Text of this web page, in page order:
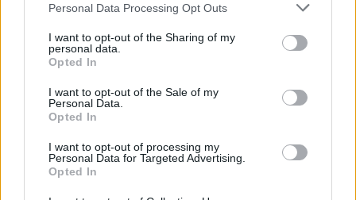
Personal Data Processing Opt Outs
I want to opt-out of the Sharing of my
personal data.
Opted In
I want to opt-out of the Sale of my
Personal Data.
Opted In
I want to opt-out of processing my
Personal Data for Targeted Advertising.
Opted In
Астронавти на NASA излязоха в
открития космос
07.08.2026 / 15:00